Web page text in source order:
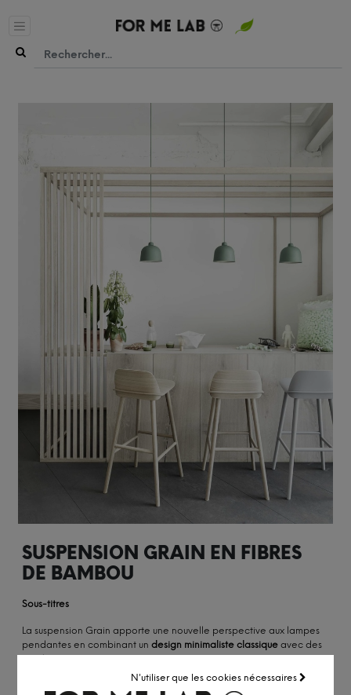
N'utiliser que les cookies nécessaires
SUSPENSION GRAIN EN FIBRES
DE BAMBOU
Sous-titres
La suspension Grain apporte une nouvelle perspective aux lampes
pendantes en combinant un design minimaliste classiqueavec des